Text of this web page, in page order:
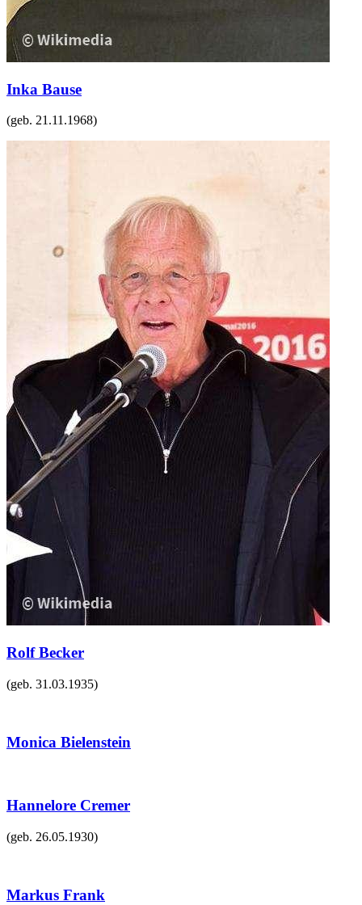
Inka Bause
(geb. 21.11.1968)
Rolf Becker
(geb. 31.03.1935)
Monica Bielenstein
Hannelore Cremer
(geb. 26.05.1930)
Markus Frank